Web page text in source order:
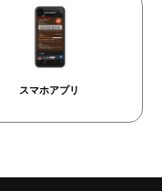
スマホアプリ